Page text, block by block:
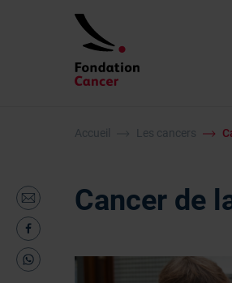
Accueil Les cancers
Cancer de